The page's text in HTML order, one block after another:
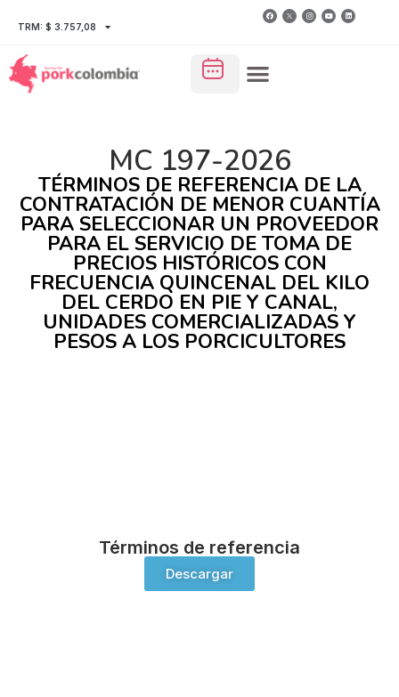
TRM: $ 3.757,08
MC 197-2026
TÉRMINOS DE REFERENCIA DE LA
CONTRATACIÓN DE MENOR CUANTÍA
PARA SELECCIONAR UN PROVEEDOR
PARA EL SERVICIO DE TOMA DE
PRECIOS HISTÓRICOS CON
FRECUENCIA QUINCENAL DEL KILO
DEL CERDO EN PIE Y CANAL,
UNIDADES COMERCIALIZADAS Y
PESOS A LOS PORCICULTORES
Términos de referencia
Descargar